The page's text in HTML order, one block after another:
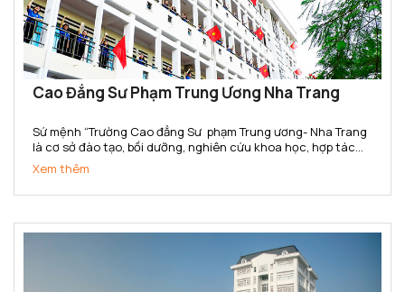
Cao Đẳng Sư Phạm Trung Ương Nha Trang
Sứ mệnh “Trường Cao đẳng Sư phạm Trung ương- Nha Trang
là cơ sở đào tạo, bồi dưỡng, nghiên cứu khoa học, hợp tác
quốc tế, cung cấp nguồn nhân lực trình độ cao đẳng trong
lĩnh vực khoa học xã hội và nhân văn, đáp ứng yêu...
Xem thêm